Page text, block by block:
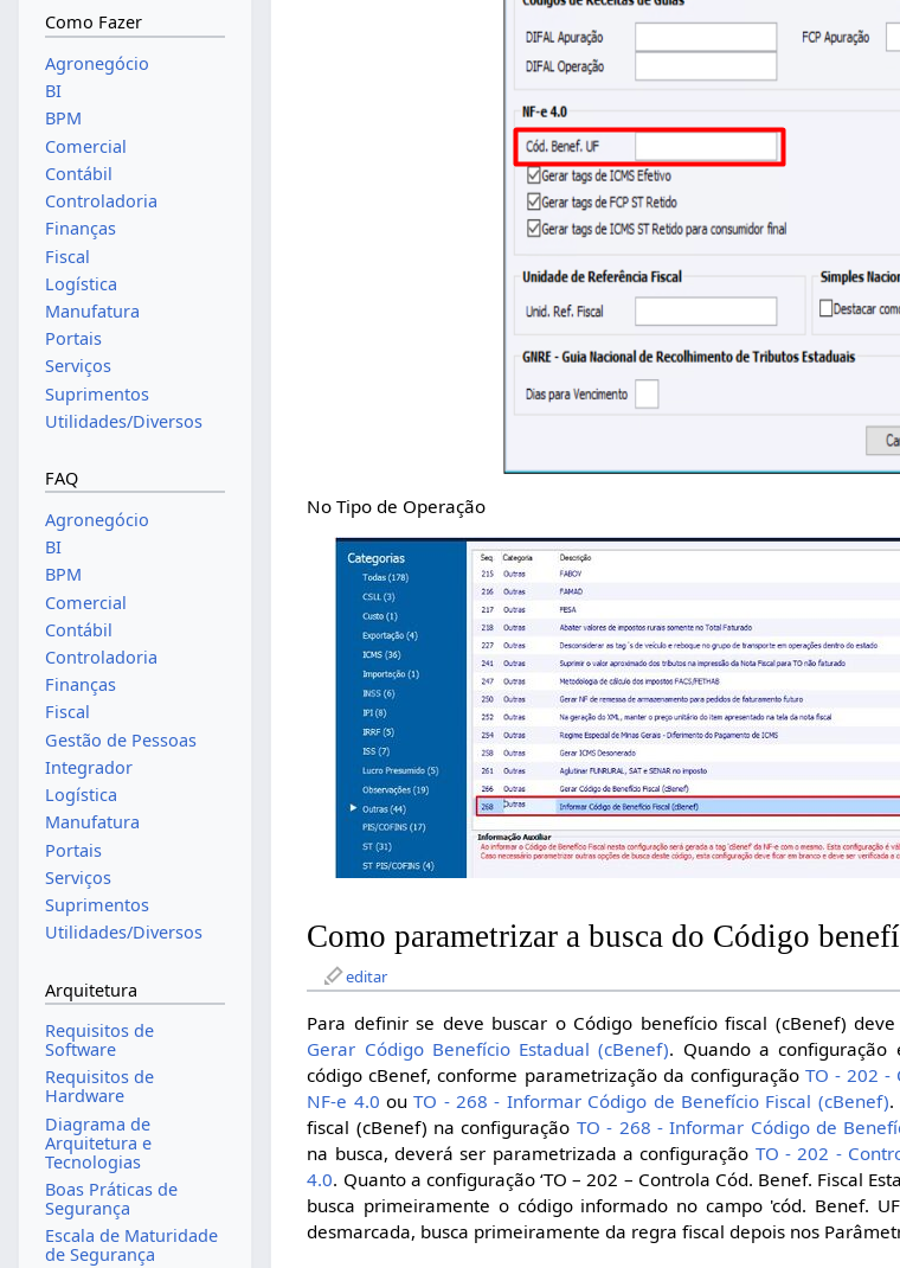
No Tipo de Operação
Como parametrizar a busca do Código
editar
Para definir se deve buscar o Código benefício fiscal (cBenef)
Gerar Código Benefício Estadual (cBenef). Quando a
código cBenef, conforme parametrização da configuração TO - 202 -
NF-e 4.0 ouTO - 268 - Informar Código de Benefício Fiscal (cBenef).
fiscal (cBenef) na configuração TO - 268 - Informar Código de
na busca, deverá ser parametrizada a configuração TO - 202 -
4.0. Quanto a configuração ‘TO – 202 – Controla Cód. Benef. Fiscal
busca primeiramente o código informado no campo 'cód. Benef.
desmarcada, busca primeiramente da regra fiscal depois nos
Como Fazer
Agronegócio
BI
BPM
Comercial
Contábil
Controladoria
Finanças
Fiscal
Logística
Manufatura
Portais
Serviços
Suprimentos
Utilidades/Diversos
FAQ
Agronegócio
BI
BPM
Comercial
Contábil
Controladoria
Finanças
Fiscal
Gestão de Pessoas
Integrador
Logística
Manufatura
Portais
Serviços
Suprimentos
Utilidades/Diversos
Arquitetura
Requisitos de
Software
Requisitos de
Hardware
Diagrama de
Arquitetura e
Tecnologias
Boas Práticas de
Segurança
Escala de Maturidade
de Segurança